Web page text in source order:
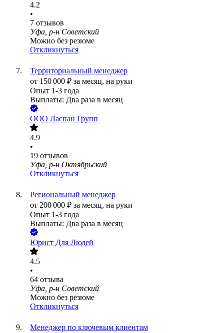
4.2
•
7 отзывов
Уфа, р-н Советский
Можно без резюме
Откликнуться
Территориальный менеджер
от 150 000 ₽ за месяц, на руки
Опыт 1-3 года
Выплаты: Два раза в месяц
ООО Ласпан Групп
4.9
•
19 отзывов
Уфа, р-н Октябрьский
Откликнуться
Региональный менеджер
от 200 000 ₽ за месяц, на руки
Опыт 1-3 года
Выплаты: Два раза в месяц
Юрист Для Людей
4.5
•
64 отзыва
Уфа, р-н Советский
Можно без резюме
Откликнуться
Менеджер по ключевым клиентам